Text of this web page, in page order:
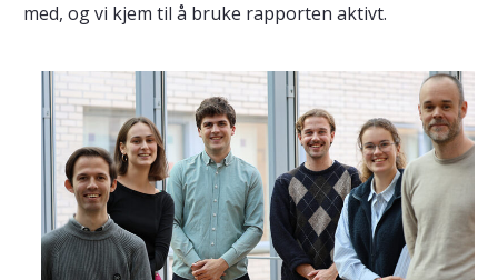
med, og vi kjem til å bruke rapporten aktivt.